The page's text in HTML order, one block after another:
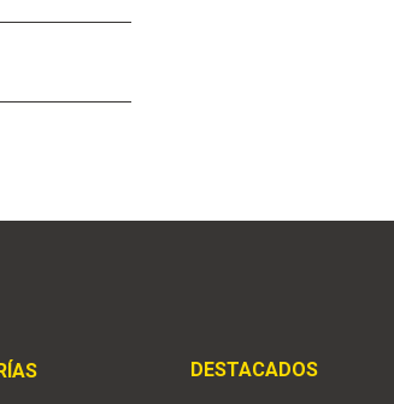
DESTACADOS